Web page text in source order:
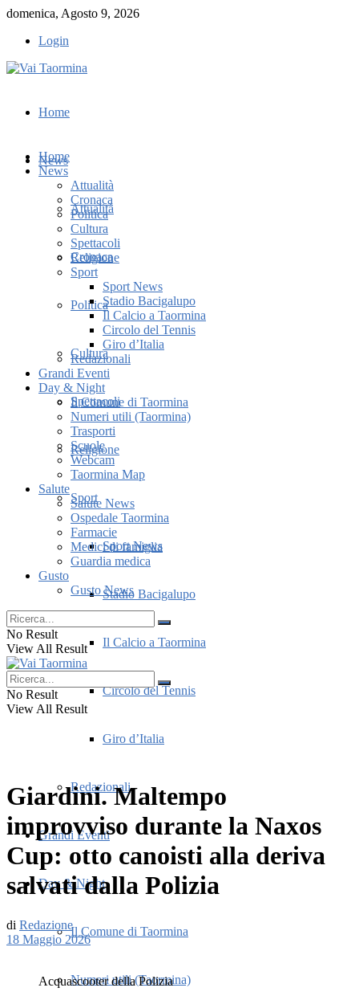
domenica, Agosto 9, 2026
Login
Home
News
Attualità
Cronaca
Politica
Cultura
Spettacoli
Religione
Sport
Sport News
Stadio Bacigalupo
Il Calcio a Taormina
Circolo del Tennis
Giro d’Italia
Redazionali
Grandi Eventi
Day & Night
Il Comune di Taormina
Numeri utili (Taormina)
Home
News
Attualità
Cronaca
Politica
Cultura
Spettacoli
Religione
Sport
Sport News
Stadio Bacigalupo
Il Calcio a Taormina
Circolo del Tennis
Giro d’Italia
Redazionali
Grandi Eventi
Day & Night
Il Comune di Taormina
Numeri utili (Taormina)
Trasporti
Scuole
Webcam
Taormina Map
Salute
Salute News
Ospedale Taormina
Farmacie
Medici di famiglia
Guardia medica
Gusto
Gusto News
No Result
View All Result
No Result
View All Result
Giardini. Maltempo
improvviso durante la Naxos
Cup: otto canoisti alla deriva
salvati dalla Polizia
di Redazione
18 Maggio 2026
Acquascooter della Polizia